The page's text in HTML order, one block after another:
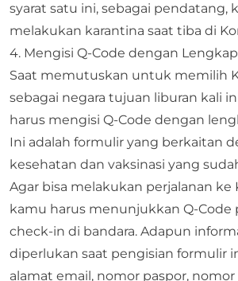
syarat satu ini, sebagai pendatang,
melakukan karantina saat tiba di
4. Mengisi Q-Code dengan
Saat memutuskan untuk memilih
sebagai negara tujuan liburan kali
harus mengisi Q-Code dengan
Ini adalah formulir yang berkaitan
kesehatan dan vaksinasi yang
Agar bisa melakukan perjalanan ke
kamu harus menunjukkan Q-Code
check-in di bandara. Adapun
diperlukan saat pengisian formulir
alamat email, nomor paspor,